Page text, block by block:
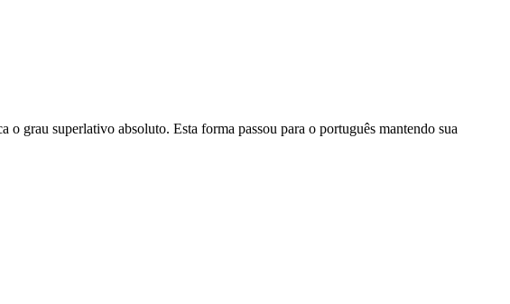
grau superlativo absoluto. Esta forma passou para o português mantendo sua